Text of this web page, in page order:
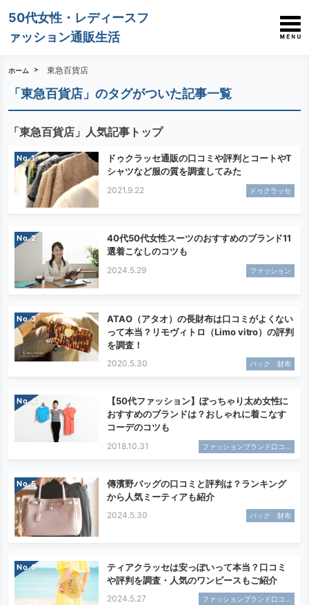
50代女性・レディースフ
ァッション通販生活
ホーム 東急百貨店
「東急百貨店」のタグがついた記事一覧
「東急百貨店」人気記事トップ
No.
ドゥクラッセ通販の口コミや評判とコートやT
シャツなど服の質を調査してみた
2021.9.22 ドゥクラッセ
No.
40代50代女性スーツのおすすめのブランド11
選着こなしのコツも
2024.5.29 ファッション
No.
ATAO（アタオ）の長財布は口コミがよくない
って本当？リモヴィトロ（Limo vitro）の評判
を調査！
2020.5.30 バック 財布
No.
【50代ファッション】ぽっちゃり太め女性に
おすすめのブランドは？おしゃれに着こなす
コーデのコツも
2018.10.31 ファッションブランド口コ...
No.
傳濱野バッグの口コミと評判は？ランキング
から人気ミーティアも紹介
2024.5.30 バック 財布
No.
ティアクラッセは安っぽいって本当？口コミ
や評判を調査・人気のワンピースもご紹介
2024.5.27 ファッションブランド口コ...